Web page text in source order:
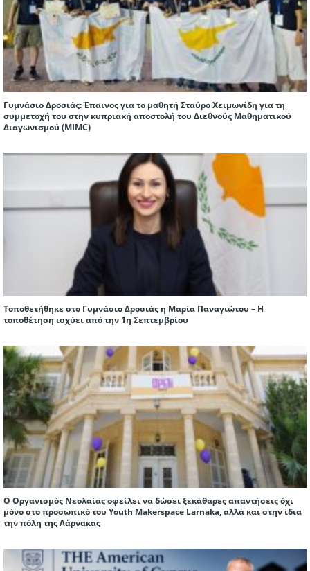
Γυμνάσιο Δροσιάς: Έπαινος για το μαθητή Σταύρο Χειμωνίδη για τη
συμμετοχή του στην κυπριακή αποστολή του Διεθνούς Μαθηματικού
Διαγωνισμού (ΜIMC)
Τοποθετήθηκε στο Γυμνάσιο Δροσιάς η Μαρία Παναγιώτου – Η
τοποθέτηση ισχύει από την 1η Σεπτεμβρίου
Ο Οργανισμός Νεολαίας οφείλει να δώσει ξεκάθαρες απαντήσεις όχι
μόνο στο προσωπικό του Youth Makerspace Larnaka, αλλά και στην ίδια
την πόλη της Λάρνακας